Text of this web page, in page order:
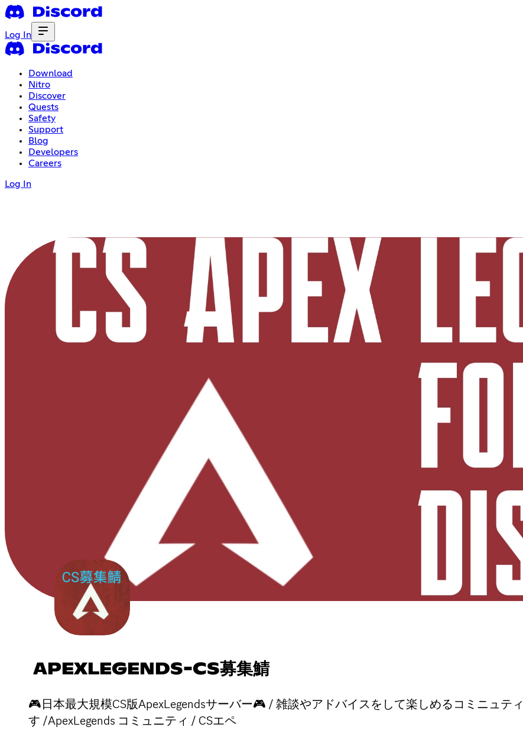
Log In
Download
Nitro
Discover
Quests
Safety
Support
Blog
Developers
Careers
Log In
APEXLEGENDS-CS募集鯖
🎮日本最大規模CS版ApexLegendsサーバー🎮 / 雑談やアドバイスをして楽しめるコミニュテ
す /ApexLegends コミュニティ / CSエペ